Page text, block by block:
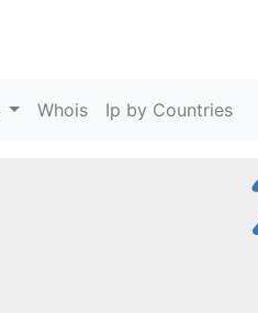
Whois Ip by Countries